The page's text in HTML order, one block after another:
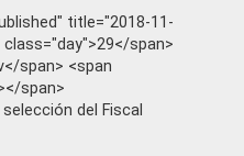
title="2018-11-
span>
span> <span
span>
del Fiscal